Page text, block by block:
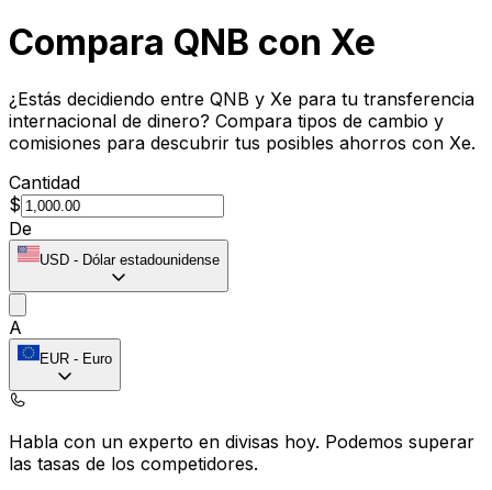
Compara QNB con Xe
¿Estás decidiendo entre QNB y Xe para tu transferencia
internacional de dinero? Compara tipos de cambio y
comisiones para descubrir tus posibles ahorros con Xe.
Cantidad
$
De
USD - Dólar estadounidense
A
EUR - Euro
Habla con un experto en divisas hoy. Podemos superar
las tasas de los competidores.